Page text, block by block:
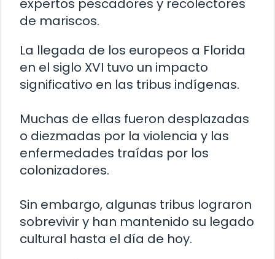
expertos pescadores y recolectores
de mariscos.
La llegada de los europeos a Florida
en el siglo XVI tuvo un impacto
significativo en las tribus indígenas.
Muchas de ellas fueron desplazadas
o diezmadas por la violencia y las
enfermedades traídas por los
colonizadores.
Sin embargo, algunas tribus lograron
sobrevivir y han mantenido su legado
cultural hasta el día de hoy.